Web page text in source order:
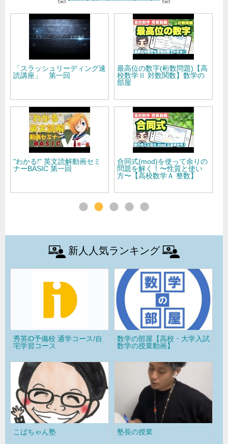
最高位の数字(桁数問題)【高
校数学Ⅱ 対数関数】数学の
合同式(mod)を使って余りの
問題を解く！〜性質と使い
【動画】山下りょうとく先生
の2012年第三回全統マーク
模試 徹底解説(1).wmv
「スラッシュリーディング速
読講座」 第二回
新人人気ランキング
数学の部屋【高校・大学入試
数学の授業動画】
塾長の授業
公務員試験応援! こうちゃん
ねる
県立浦和高校受験専門塾雄飛